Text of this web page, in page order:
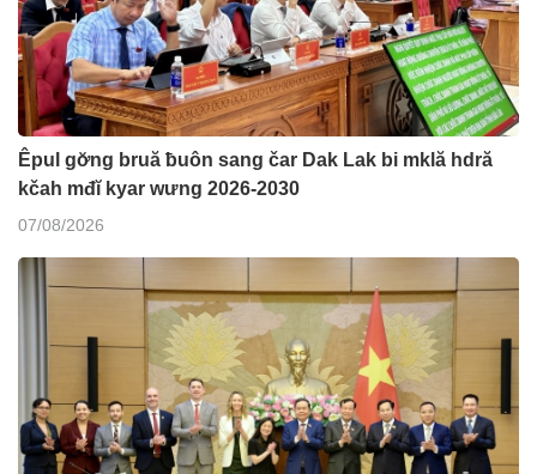
Êpul gơ̆ng bruă ƀuôn sang čar Dak Lak bi mklă hdră
kčah mđĭ kyar wưng 2026-2030
07/08/2026